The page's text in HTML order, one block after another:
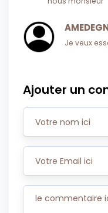
Je veux
Ajouter un